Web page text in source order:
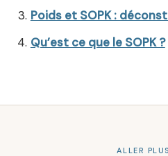
Poids et SOPK :
Qu’est ce que le SOPK ?
ALLER